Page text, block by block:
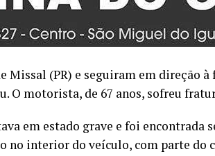
Missal (PR) e seguiram em direção
O motorista, de 67 anos, sofreu
em estado grave e foi encontrada
no interior do veículo, com parte do